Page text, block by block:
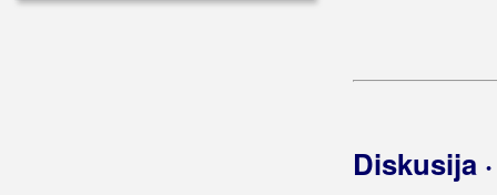
Diskusija